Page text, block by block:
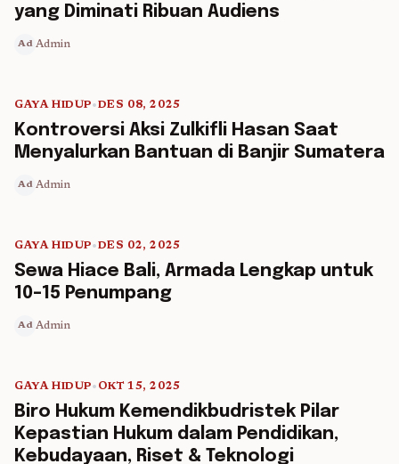
yang Diminati Ribuan Audiens
Ad Admin
5 min read
GAYA HIDUP•DES 08, 2025
Kontroversi Aksi Zulkifli Hasan Saat
Menyalurkan Bantuan di Banjir Sumatera
Ad Admin
5 min read
GAYA HIDUP•DES 02, 2025
Sewa Hiace Bali, Armada Lengkap untuk
10–15 Penumpang
Ad Admin
5 min read
GAYA HIDUP• OKT 15, 2025
Biro Hukum Kemendikbudristek Pilar
Kepastian Hukum dalam Pendidikan,
Kebudayaan, Riset & Teknologi